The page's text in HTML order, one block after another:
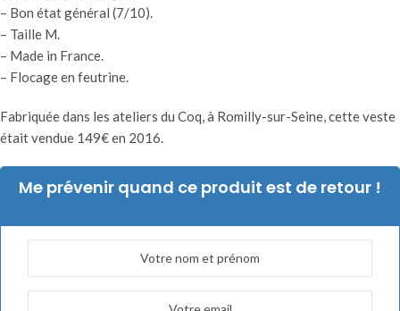
– Bon état général (7/10).
– Taille M.
– Made in France.
– Flocage en feutrine.
Fabriquée dans les ateliers du Coq, à Romilly-sur-Seine, cette veste
était vendue 149€ en 2016.
Me prévenir quand ce produit est de retour !